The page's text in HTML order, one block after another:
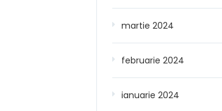
martie 2024
februarie 2024
ianuarie 2024